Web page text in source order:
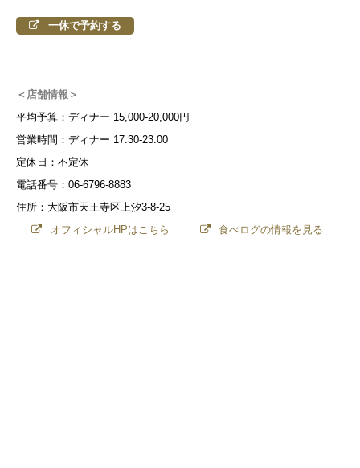
一休で予約する
＜店舗情報＞
平均予算：ディナー 15,000-20,000円
営業時間：ディナー 17:30-23:00
定休日：不定休
電話番号：06-6796-8883
住所：大阪市天王寺区上汐3-8-25
オフィシャルHPはこちら
食べログの情報を見る